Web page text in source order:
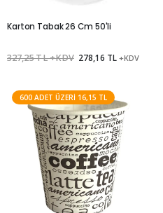
Karton Tabak 26 Cm 50'li
327,25 TL +KDV 278,16 TL +KDV
600 ADET ÜZERI 16,15 TL